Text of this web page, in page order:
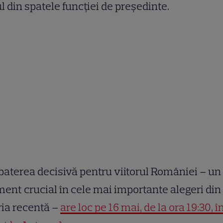
din spatele funcției de președinte.
decisivă pentru viitorul României – un
crucial în cele mai importante alegeri din
recentă – are loc pe 16 mai, de la ora 19:30,